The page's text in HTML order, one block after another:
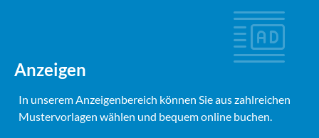
Anzeigen
In unserem Anzeigenbereich können Sie aus zahlreichen
Mustervorlagen wählen und bequem online buchen.